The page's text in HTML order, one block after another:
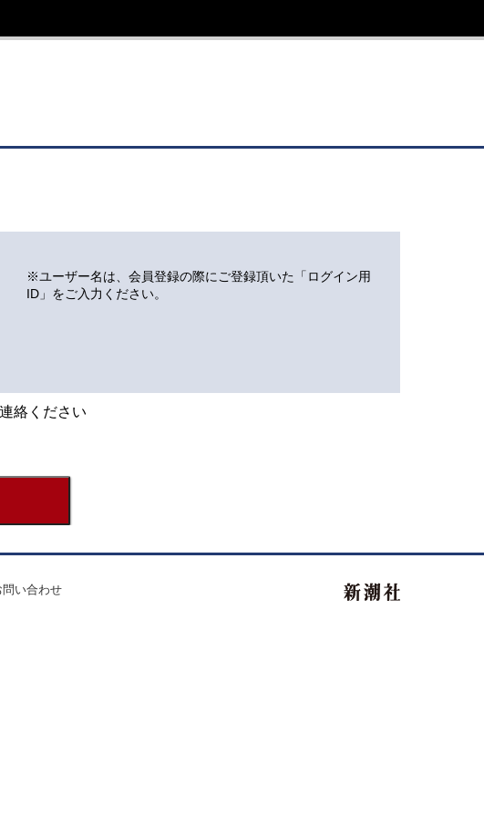
※ユーザー名は、会員登録の際にご登録頂いた「ログイン用
ID」をご入力ください。
絡ください
問い合わせ